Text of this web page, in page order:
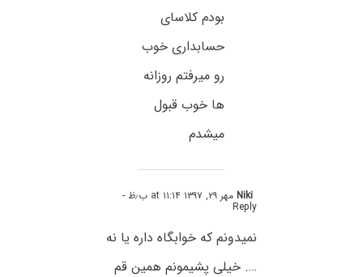
بودم کلاسای
حسابداری خوب
رو میرفتم روزانه
ها خوب قبول
میشدم
Nikiمهر ۲۹, ۱۳۹۷ at ۱۱:۱۴ ب٫ظ -
Reply
نمیدونم که خوابگاه داره یا نه
…. خیلی پشیمونم همین قم